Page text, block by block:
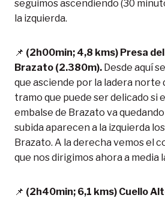
seguimos ascendiendo (30
la izquierda.
📌 (2h00min; 4,8 kms) Presa
Brazato (2.380m). Desde aquí
que asciende por la ladera norte
tramo que puede ser delicado si
embalse de Brazato va
subida aparecen a la izquierda
Brazato. A la derecha vemos el
que nos dirigimos ahora a media
📌 (2h40min; 6,1 kms) Cuello